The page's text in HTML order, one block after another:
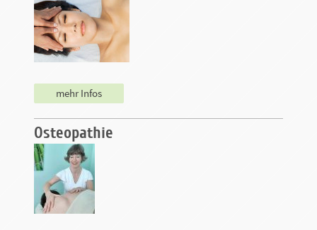
mehr Infos
Osteopathie